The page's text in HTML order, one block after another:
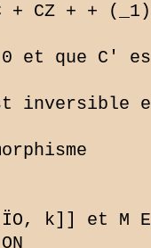
CZ + +
0 et que C'
inversible
k]] et M